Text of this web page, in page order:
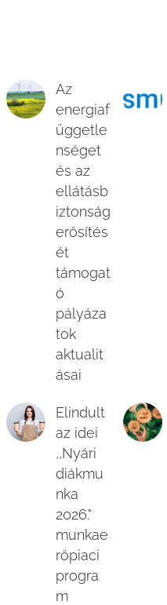
Az
energiaf
üggetle
nséget
és az
ellátásb
iztonság
erősítés
ét
támogat
ó
pályáza
tok
aktualit
ásai
Elindult
az idei
,,Nyári
diákmu
nka
2026."
munkae
rőpiaci
progra
m